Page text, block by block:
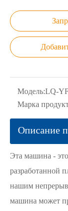
Модель:LQ-
Марка
Описание
Эта машина -
разработанной
нашим
машина может